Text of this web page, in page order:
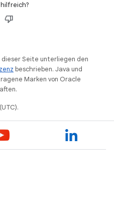
Seite unterliegen den
beschrieben. Java und
Marken von Oracle